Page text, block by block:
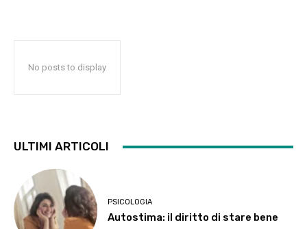
No posts to display
ULTIMI ARTICOLI
PSICOLOGIA
Autostima: il diritto di stare bene